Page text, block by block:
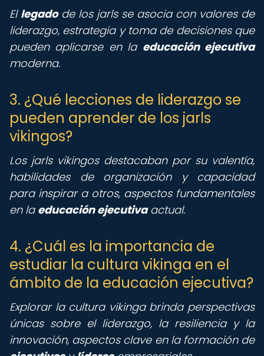
El legadode los jarls se asocia con valores de
liderazgo, estrategia y toma de decisiones que
pueden aplicarse en la educación ejecutiva
moderna.
3. ¿Qué lecciones de liderazgo se
pueden aprender de los jarls
vikingos?
Los jarls vikingos destacaban por su valentía,
habilidades de organización y capacidad
para inspirar a otros, aspectos fundamentales
en la educación ejecutivaactual.
4. ¿Cuál es la importancia de
estudiar la cultura vikinga en el
ámbito de la educación ejecutiva?
Explorar la cultura vikinga brinda perspectivas
únicas sobre el liderazgo, la resiliencia y la
innovación, aspectos clave en la formación de